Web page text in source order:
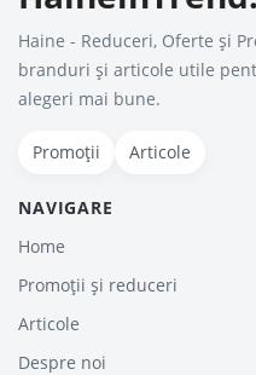
Haine - Reduceri, Oferte şi
branduri și articole utile
alegeri mai bune.
Promoții Articole
NAVIGARE
Home
Promoții și reduceri
Articole
Despre noi